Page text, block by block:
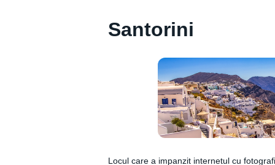
Santorini
Locul care a impanzit internetul cu